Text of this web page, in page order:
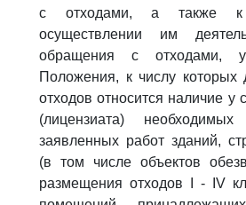
с отходами, а также к
осуществлении им
обращения с отходами,
Положения, к числу которых
отходов относится наличие у
(лицензиата)
заявленных работ зданий,
(в том числе объектов
размещения отходов I - IV